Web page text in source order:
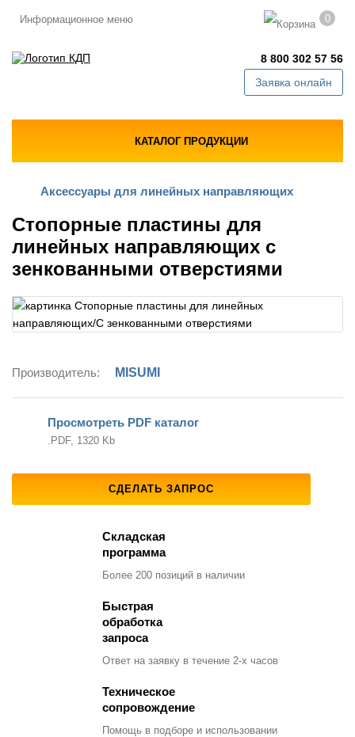
Информационное меню 0
8 800 302 57 56
Заявка онлайн
КАТАЛОГ ПРОДУКЦИИ
Аксессуары для линейных направляющих
Стопорные пластины для
линейных направляющих с
зенкованными отверстиями
Производитель: MISUMI
Просмотреть PDF каталог
.PDF, 1320 Kb
СДЕЛАТЬ ЗАПРОС
Складская
программа
Более 200 позиций в наличии
Быстрая
обработка
запроса
Ответ на заявку в течение 2-х часов
Техническое
сопровождение
Помощь в подборе и использовании